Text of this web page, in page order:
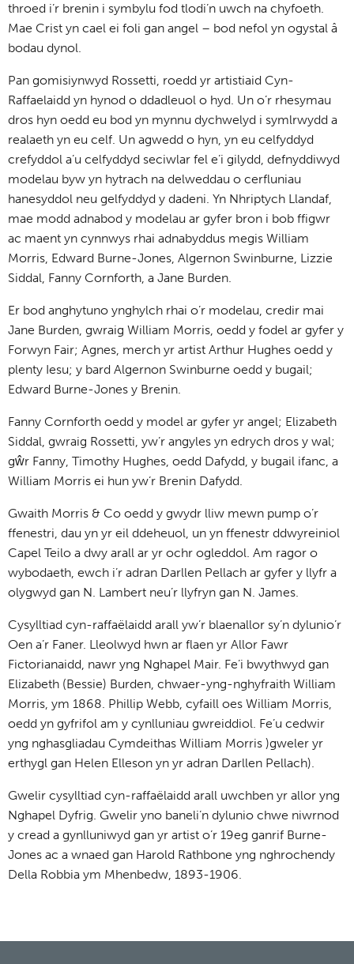
throed i’r brenin i symbylu fod tlodi’n uwch na chyfoeth.
Mae Crist yn cael ei foli gan angel – bod nefol yn ogystal â
bodau dynol.
Pan gomisiynwyd Rossetti, roedd yr artistiaid Cyn-
Raffaelaidd yn hynod o ddadleuol o hyd. Un o’r rhesymau
dros hyn oedd eu bod yn mynnu dychwelyd i symlrwydd a
realaeth yn eu celf. Un agwedd o hyn, yn eu celfyddyd
crefyddol a’u celfyddyd seciwlar fel e’i gilydd, defnyddiwyd
modelau byw yn hytrach na delweddau o cerfluniau
hanesyddol neu gelfyddyd y dadeni. Yn Nhriptych Llandaf,
mae modd adnabod y modelau ar gyfer bron i bob ffigwr
ac maent yn cynnwys rhai adnabyddus megis William
Morris, Edward Burne-Jones, Algernon Swinburne, Lizzie
Siddal, Fanny Cornforth, a Jane Burden.
Er bod anghytuno ynghylch rhai o’r modelau, credir mai
Jane Burden, gwraig William Morris, oedd y fodel ar gyfer y
Forwyn Fair; Agnes, merch yr artist Arthur Hughes oedd y
plenty Iesu; y bard Algernon Swinburne oedd y bugail;
Edward Burne-Jones y Brenin.
Fanny Cornforth oedd y model ar gyfer yr angel; Elizabeth
Siddal, gwraig Rossetti, yw’r angyles yn edrych dros y wal;
gŵr Fanny, Timothy Hughes, oedd Dafydd, y bugail ifanc, a
William Morris ei hun yw’r Brenin Dafydd.
Gwaith Morris & Co oedd y gwydr lliw mewn pump o’r
ffenestri, dau yn yr eil ddeheuol, un yn ffenestr ddwyreiniol
Capel Teilo a dwy arall ar yr ochr ogleddol. Am ragor o
wybodaeth, ewch i’r adran Darllen Pellach ar gyfer y llyfr a
olygwyd gan N. Lambert neu’r llyfryn gan N. James.
Cysylltiad cyn-raffaëlaidd arall yw’r blaenallor sy’n dylunio’r
Oen a’r Faner. Lleolwyd hwn ar flaen yr Allor Fawr
Fictorianaidd, nawr yng Nghapel Mair. Fe’i bwythwyd gan
Elizabeth (Bessie) Burden, chwaer-yng-nghyfraith William
Morris, ym 1868. Phillip Webb, cyfaill oes William Morris,
oedd yn gyfrifol am y cynlluniau gwreiddiol. Fe’u cedwir
yng nghasgliadau Cymdeithas William Morris )gweler yr
erthygl gan Helen Elleson yn yr adran Darllen Pellach).
Gwelir cysylltiad cyn-raffaëlaidd arall uwchben yr allor yng
Nghapel Dyfrig. Gwelir yno baneli’n dylunio chwe niwrnod
y cread a gynlluniwyd gan yr artist o’r 19eg ganrif Burne-
Jones ac a wnaed gan Harold Rathbone yng nghrochendy
Della Robbia ym Mhenbedw, 1893-1906.